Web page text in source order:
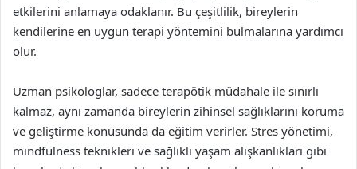
etkilerini anlamaya odaklanır. Bu çeşitlilik, bireylerin
kendilerine en uygun terapi yöntemini bulmalarına yardımcı
olur.
Uzman psikologlar, sadece terapötik müdahale ile sınırlı
kalmaz, aynı zamanda bireylerin zihinsel sağlıklarını koruma
ve geliştirme konusunda da eğitim verirler. Stres yönetimi,
mindfulness teknikleri ve sağlıklı yaşam alışkanlıkları gibi